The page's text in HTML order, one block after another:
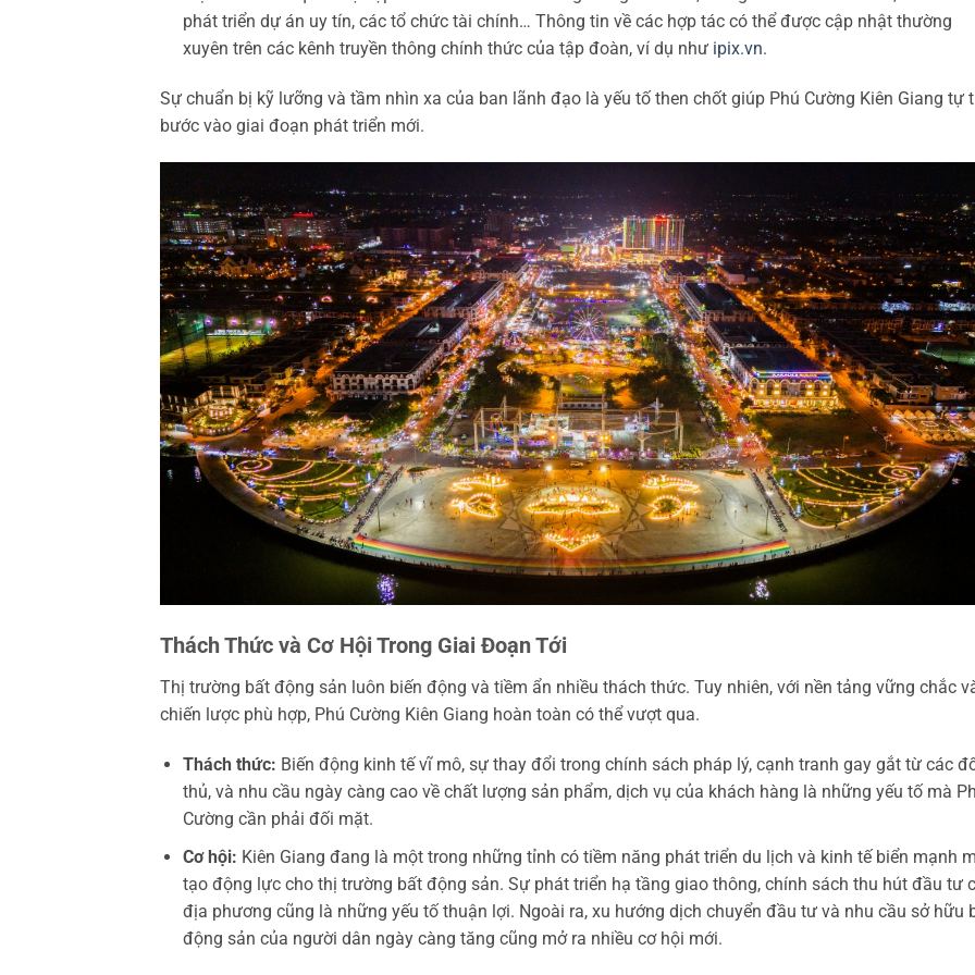
phát triển dự án uy tín, các tổ chức tài chính… Thông tin về các hợp tác có thể được cập nhật thường
xuyên trên các kênh truyền thông chính thức của tập đoàn, ví dụ như ipix.vn.
Sự chuẩn bị kỹ lưỡng và tầm nhìn xa của ban lãnh đạo là yếu tố then chốt giúp Phú Cường Kiên Giang tự
bước vào giai đoạn phát triển mới.
Thách Thức và Cơ Hội Trong Giai Đoạn Tới
Thị trường bất động sản luôn biến động và tiềm ẩn nhiều thách thức. Tuy nhiên, với nền tảng vững chắc
chiến lược phù hợp, Phú Cường Kiên Giang hoàn toàn có thể vượt qua.
Thách thức: Biến động kinh tế vĩ mô, sự thay đổi trong chính sách pháp lý, cạnh tranh gay gắt từ các
thủ, và nhu cầu ngày càng cao về chất lượng sản phẩm, dịch vụ của khách hàng là những yếu tố mà
Cường cần phải đối mặt.
Cơ hội: Kiên Giang đang là một trong những tỉnh có tiềm năng phát triển du lịch và kinh tế biển mạnh
tạo động lực cho thị trường bất động sản. Sự phát triển hạ tầng giao thông, chính sách thu hút đầu tư
địa phương cũng là những yếu tố thuận lợi. Ngoài ra, xu hướng dịch chuyển đầu tư và nhu cầu sở hữu
động sản của người dân ngày càng tăng cũng mở ra nhiều cơ hội mới.